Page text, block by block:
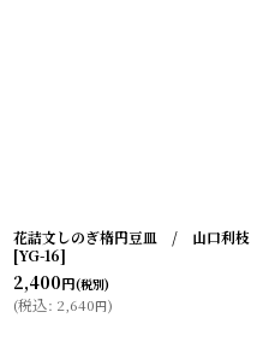
花詰文しのぎ楕円豆皿 / 山口利枝
[YG-16]
2,400円(税別)
(税込: 2,640円)